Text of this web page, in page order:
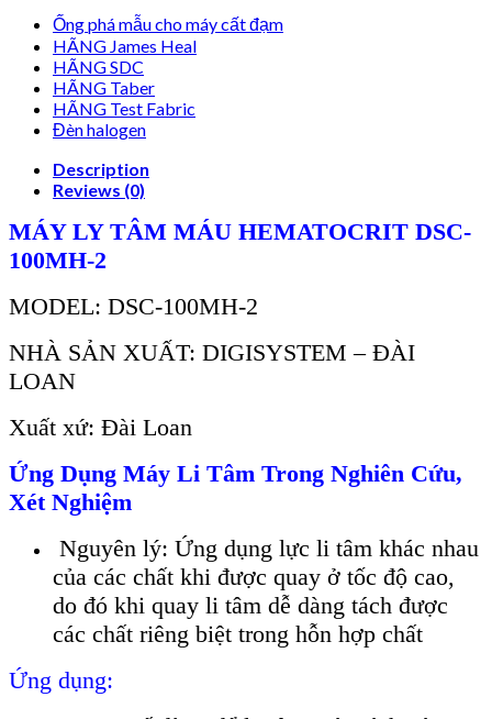
Ống phá mẫu cho máy cất đạm
HÃNG James Heal
HÃNG SDC
HÃNG Taber
HÃNG Test Fabric
Đèn halogen
Description
Reviews (0)
MÁY LY TÂM MÁU HEMATOCRIT DSC-
100MH-2
MODEL: DSC-100MH-2
NHÀ SẢN XUẤT: DIGISYSTEM – ĐÀI
LOAN
Xuất xứ: Đài Loan
Ứng Dụng Máy Li Tâm Trong Nghiên Cứu,
Xét Nghiệm
Nguyên lý: Ứng dụng lực li tâm khác nhau
của các chất khi được quay ở tốc độ cao,
do đó khi quay li tâm dễ dàng tách được
các chất riêng biệt trong hỗn hợp chất
Ứng dụng: